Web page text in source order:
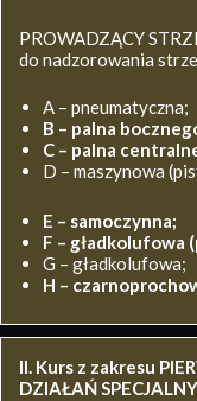
PROWADZĄCY
do nadzorowania
A – pneumatyczna;
B – palna
C – palna
D – maszynowa
E – samoczynna;
F – gładkolufowa
G – gładkolufowa;
H –
II. Kurs z zakresu
DZIAŁAŃ